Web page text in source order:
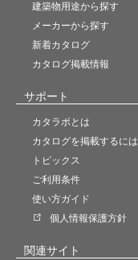
建築物用途から探す
メーカーから探す
新着カタログ
カタログ掲載情報
サポート
カタラボとは
カタログを掲載するには
トピックス
ご利用条件
使い方ガイド
個人情報保護方針
関連サイト